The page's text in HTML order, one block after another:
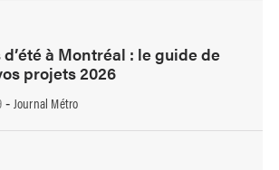
à Montréal : le guide de
projets 2026
- Journal Métro